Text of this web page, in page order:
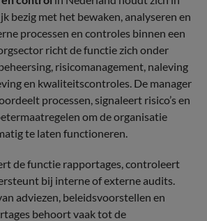
bezig met het bewaken, analyseren en
processen en controles binnen een
richt de functie zich onder
risicomanagement, naleving
en kwaliteitscontroles. De manager
processen, signaleert risico’s en
om de organisatie
te laten functioneren.
de functie rapportages, controleert
bij interne of externe audits.
adviezen, beleidsvoorstellen en
behoort vaak tot de